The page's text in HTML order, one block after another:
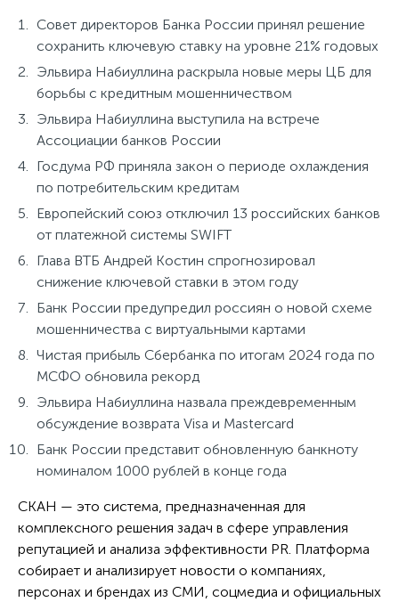
Совет директоров Банка России принял решение
сохранить ключевую ставку на уровне 21% годовых
Эльвира Набиуллина раскрыла новые меры ЦБ для
борьбы с кредитным мошенничеством
Эльвира Набиуллина выступила на встрече
Ассоциации банков России
Госдума РФ приняла закон о периоде охлаждения
по потребительским кредитам
Европейский союз отключил 13 российских банков
от платежной системы SWIFT
Глава ВТБ Андрей Костин спрогнозировал
снижение ключевой ставки в этом году
Банк России предупредил россиян о новой схеме
мошенничества с виртуальными картами
Чистая прибыль Сбербанка по итогам 2024 года по
МСФО обновила рекорд
Эльвира Набиуллина назвала преждевременным
обсуждение возврата Visa и Mastercard
Банк России представит обновленную банкноту
номиналом 1000 рублей в конце года
СКАН — это система, предназначенная для
комплексного решения задач в сфере управления
репутацией и анализа эффективности PR. Платформа
собирает и анализирует новости о компаниях,
персонах и брендах из СМИ, соцмедиа и официальных